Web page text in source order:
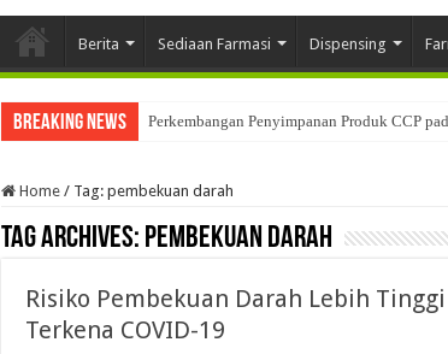
Berita Sediaan Farmasi Dispensing
Breaking News Perkembangan Penyimpanan Produk CCP
Home / Tag: pembekuan darah
Tag Archives: pembekuan darah
Risiko Pembekuan Darah Lebih
Terkena COVID-19